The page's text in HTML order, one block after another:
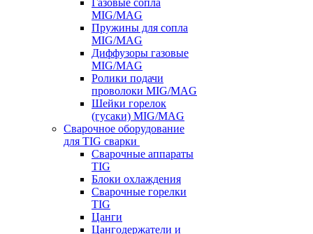
Газовые сопла
MIG/MAG
Пружины для сопла
MIG/MAG
Диффузоры газовые
MIG/MAG
Ролики подачи
проволоки MIG/MAG
Шейки горелок
(гусаки) MIG/MAG
Сварочное оборудование
для TIG сварки
Сварочные аппараты
TIG
Блоки охлаждения
Сварочные горелки
TIG
Цанги
Цангодержатели и